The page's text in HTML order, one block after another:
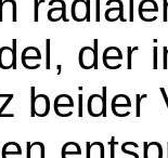
der
beider